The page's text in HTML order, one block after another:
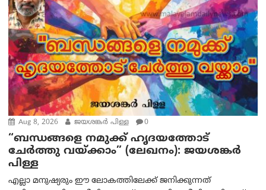
Aug 8, 2026 ജയശങ്കര്‍ പിള്ള 0
“ബന്ധങ്ങളെ നമുക്ക് ഹൃദയത്തോട്
ചേർത്തു വയ്ക്കാം” (ലേഖനം): ജയശങ്കര്‍
പിള്ള
എല്ലാ മനുഷ്യരും ഈ ലോകത്തിലേക്ക് ജനിക്കുന്നത്